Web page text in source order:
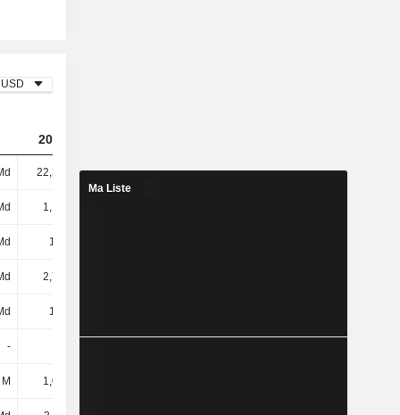
USD
2023
22,38 Md 14,4 Md 12,06 Md
1,17 Md
1,6 Md
2,77 Md
1,2 Md
-
1,06 Md
Ma Liste